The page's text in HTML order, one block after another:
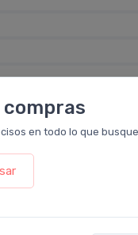
en todo lo que